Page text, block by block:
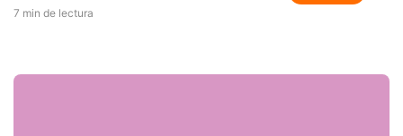
7 min de lectura